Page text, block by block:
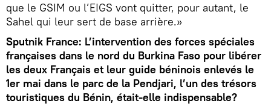
que le GSIM ou l’EIGS vont quitter, pour autant, le
Sahel qui leur sert de base arrière.»
Sputnik France: L’intervention des forces spéciales
françaises dans le nord du Burkina Faso pour libérer
les deux Français et leur guide béninois enlevés le
1er mai dans le parc de la Pendjari, l’un des trésors
touristiques du Bénin, était-elle indispensable?